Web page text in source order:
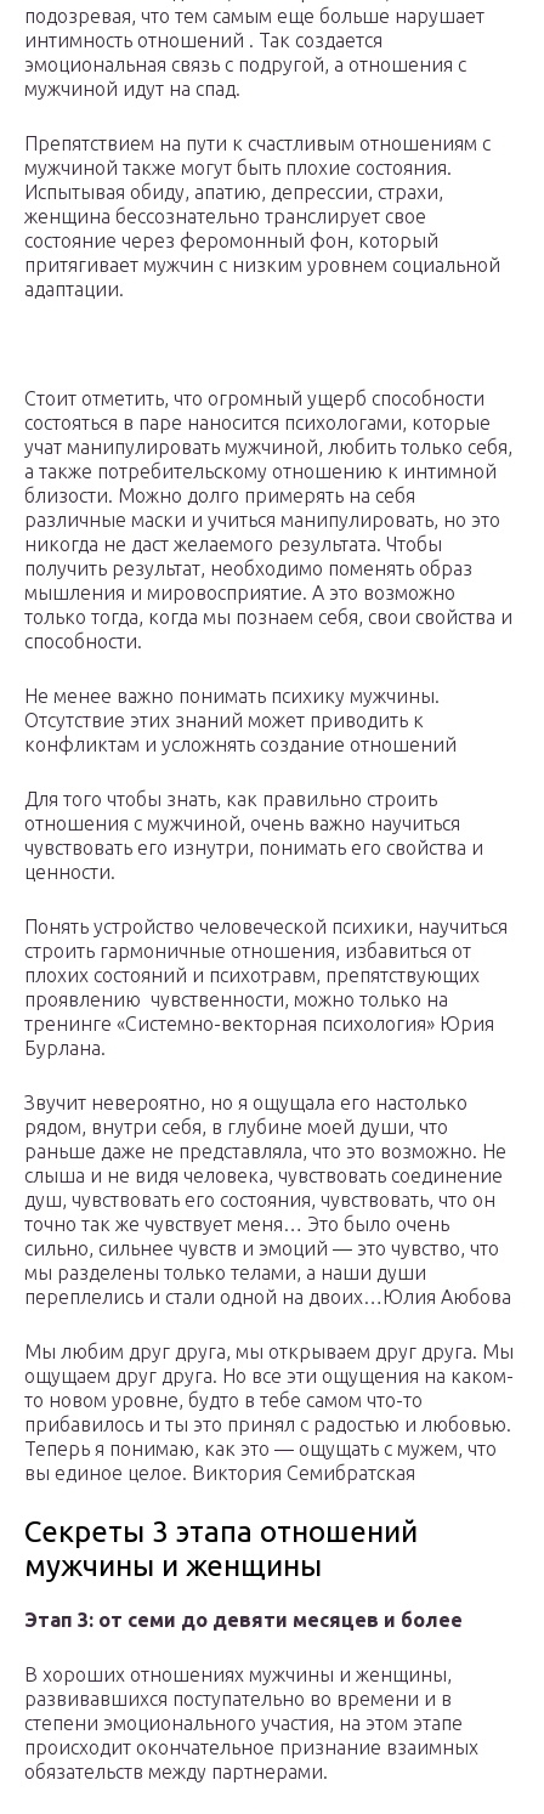
подозревая, что тем самым еще больше нарушает
интимность отношений . Так создается
эмоциональная связь с подругой, а отношения с
мужчиной идут на спад.
Препятствием на пути к счастливым отношениям с
мужчиной также могут быть плохие состояния.
Испытывая обиду, апатию, депрессии, страхи,
женщина бессознательно транслирует свое
состояние через феромонный фон, который
притягивает мужчин с низким уровнем социальной
адаптации.
Стоит отметить, что огромный ущерб способности
состояться в паре наносится психологами, которые
учат манипулировать мужчиной, любить только себя,
а также потребительскому отношению к интимной
близости. Можно долго примерять на себя
различные маски и учиться манипулировать, но это
никогда не даст желаемого результата. Чтобы
получить результат, необходимо поменять образ
мышления и мировосприятие. А это возможно
только тогда, когда мы познаем себя, свои свойства и
способности.
Не менее важно понимать психику мужчины.
Отсутствие этих знаний может приводить к
конфликтам и усложнять создание отношений
Для того чтобы знать, как правильно строить
отношения с мужчиной, очень важно научиться
чувствовать его изнутри, понимать его свойства и
ценности.
Понять устройство человеческой психики, научиться
строить гармоничные отношения, избавиться от
плохих состояний и психотравм, препятствующих
проявлению чувственности, можно только на
тренинге «Системно-векторная психология» Юрия
Бурлана.
Звучит невероятно, но я ощущала его настолько
рядом, внутри себя, в глубине моей души, что
раньше даже не представляла, что это возможно. Не
слыша и не видя человека, чувствовать соединение
душ, чувствовать его состояния, чувствовать, что он
точно так же чувствует меня… Это было очень
сильно, сильнее чувств и эмоций — это чувство, что
мы разделены только телами, а наши души
переплелись и стали одной на двоих…Юлия Аюбова
Мы любим друг друга, мы открываем друг друга. Мы
ощущаем друг друга. Но все эти ощущения на каком-
то новом уровне, будто в тебе самом что-то
прибавилось и ты это принял с радостью и любовью.
Теперь я понимаю, как это — ощущать с мужем, что
вы единое целое. Виктория Семибратская
Секреты 3 этапа отношений
мужчины и женщины
Этап 3: от семи до девяти месяцев и более
В хороших отношениях мужчины и женщины,
развивавшихся поступательно во времени и в
степени эмоционального участия, на этом этапе
происходит окончательное признание взаимных
обязательств между партнерами.